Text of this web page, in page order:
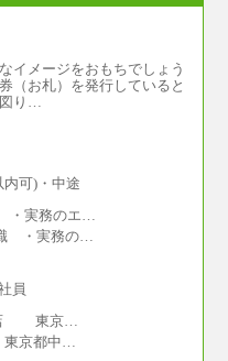
イメージをおもちでしょう
（お札）を発行していると
り…
内可)・中途
実務のエ…
・実務の…
員
東京…
京都中…